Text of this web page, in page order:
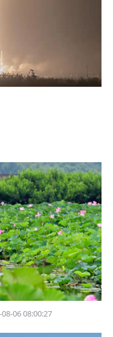
06 08:00:27